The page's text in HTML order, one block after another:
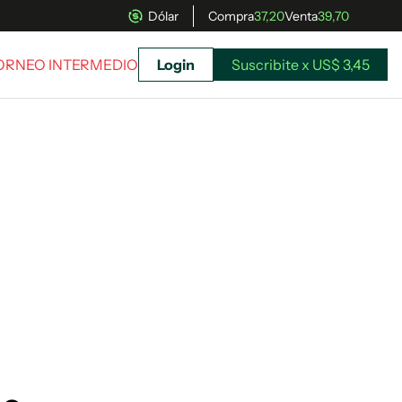
Dólar Compra37,20Venta39,70
INTERMEDIO Login Suscribite x US$ 3,45